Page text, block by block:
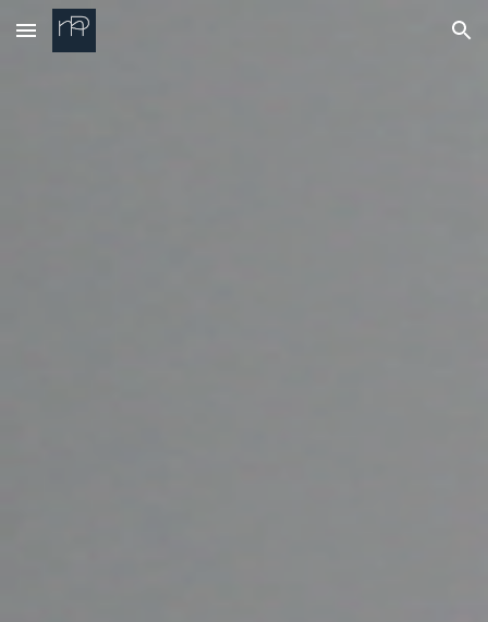
Skip to main content Skip to navigation